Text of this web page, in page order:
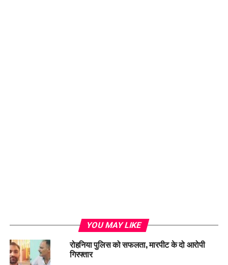
YOU MAY LIKE
रोहनिया पुलिस को सफलता, मारपीट के दो आरोपी
गिरफ्तार